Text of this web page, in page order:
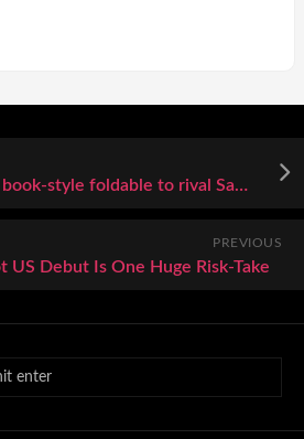
Motorola may launch book-style foldable to rival Samsung Galaxy Z Fold 7 in 2026: Check details
PREVIOUS
US Debut Is One Huge Risk-Take